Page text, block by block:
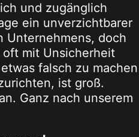
und zugänglich
ein unverzichtbarer
Unternehmens, doch
mit Unsicherheit
falsch zu machen
ist groß.
Ganz nach unserem